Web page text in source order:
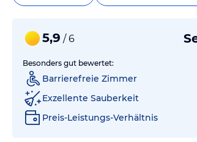
5,9 / 6
Besonders gut bewertet:
Barrierefreie Zimmer
Exzellente Sauberkeit
Preis-Leistungs-Verhältnis